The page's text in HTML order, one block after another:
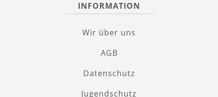
INFORMATION
Wir über uns
AGB
Datenschutz
Jugendschutz